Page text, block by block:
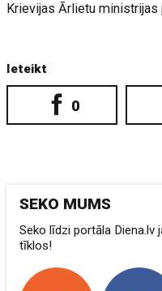
Krievijas Ārlietu ministrijas
Ieteikt
0
SEKO MUMS
Seko līdzi portāla Diena.lv
tīklos!